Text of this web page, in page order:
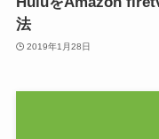
法
2019年1月28日